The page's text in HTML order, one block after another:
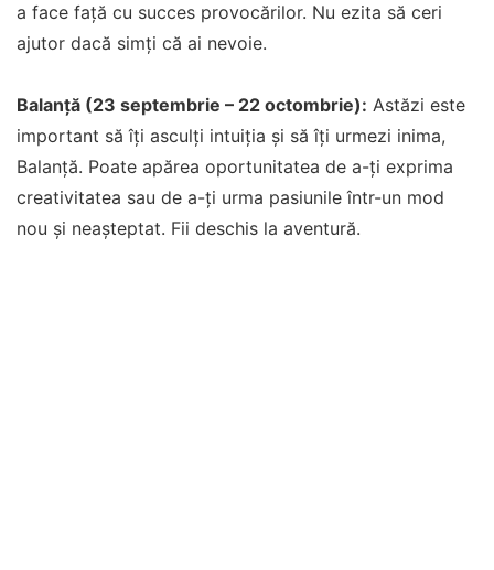
a face față cu succes provocărilor. Nu ezita să ceri
ajutor dacă simți că ai nevoie.
Balanță (23 septembrie – 22 octombrie): Astăzi este
important să îți asculți intuiția și să îți urmezi inima,
Balanță. Poate apărea oportunitatea de a-ți exprima
creativitatea sau de a-ți urma pasiunile într-un mod
nou și neașteptat. Fii deschis la aventură.